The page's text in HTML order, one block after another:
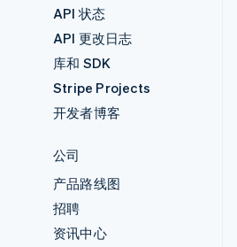
API 状态
API 更改日志
库和 SDK
Stripe Projects
开发者博客
公司
产品路线图
招聘
资讯中心